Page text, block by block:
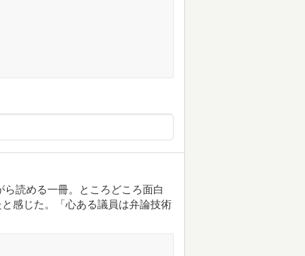
読める一冊。ところどころ面白
感じた。「心ある議員は弁論技術